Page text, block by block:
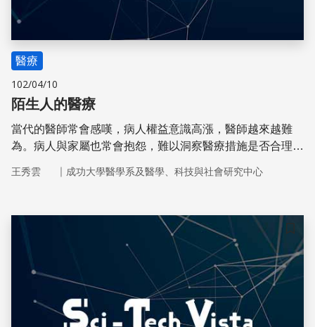
醫療
102/04/10
陌生人的醫療
當代的醫師常會感嘆，病人權益意識高漲，醫師越來越難
為。病人與家屬也常會抱怨，難以洞察醫療措施是否合理，
王秀雲 ｜ 成功大學醫學系及醫學、科技與社會研究中心
儲存